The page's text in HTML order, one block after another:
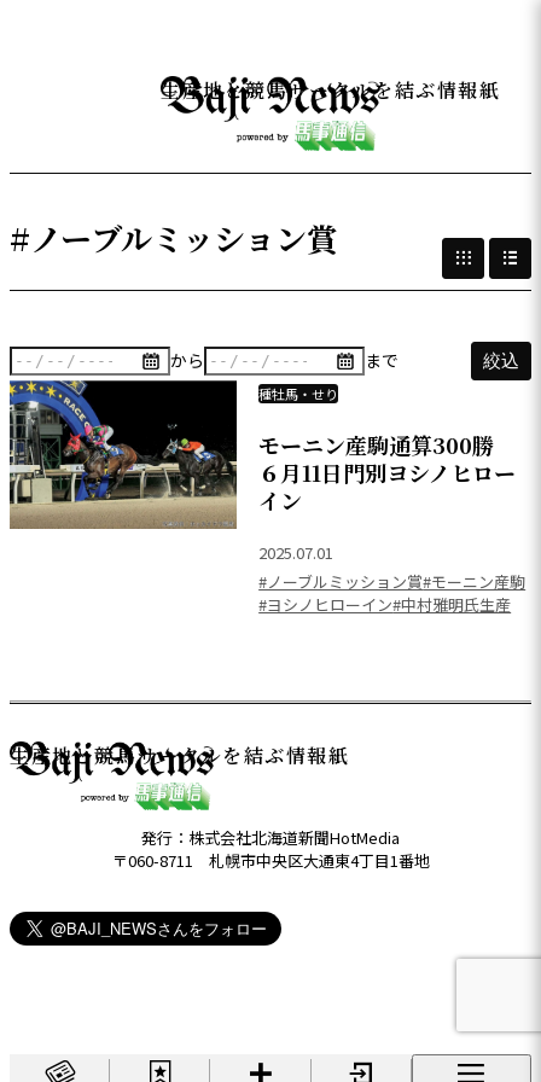
生産地と競馬サークルを結ぶ情報紙
#ノーブルミッション賞
から まで 絞込
種牡馬・せり
モーニン産駒通算300勝
６月11日門別ヨシノヒロー
イン
2025.07.01
#ノーブルミッション賞#モーニン産駒
#ヨシノヒローイン#中村雅明氏生産
生産地と競馬サークルを結ぶ情報紙
発行：株式会社北海道新聞HotMedia
〒060-8711 札幌市中央区大通東4丁目1番地